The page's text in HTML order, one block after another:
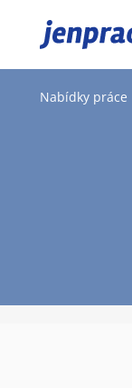
Nabídky práce